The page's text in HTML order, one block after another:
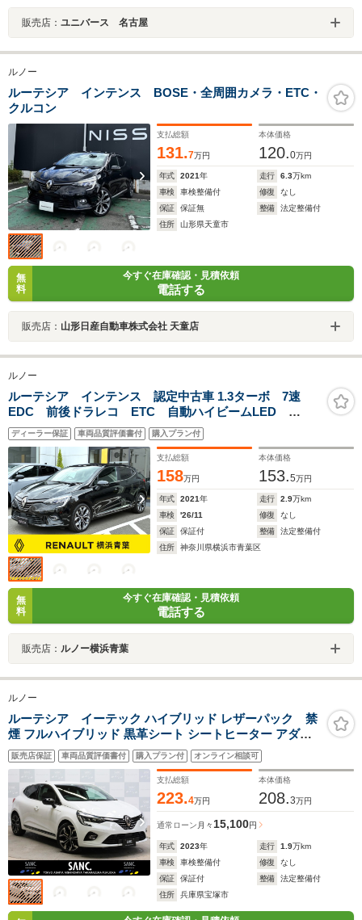
販売店： ユニバース 名古屋
ルノー
ルーテシア インテンス BOSE・全周囲カメラ・ETC・
クルコン
支払総額
131.7万円
本体価格
120.0万円
年式 2021年 走行 6.3万km
車検
車検整備付 修復
なし
保証
保証無 整備
法定整備付
住所
山形県天童市
無
料
今すぐ在庫確認・見積依頼
電話する
販売店： 山形日産自動車株式会社 天童店
ルノー
ルーテシア インテンス 認定中古車 1.3ターボ 7速
EDC 前後ドラレコ ETC 自動ハイビームLED
BOSEサウンド シート・ステアリングヒーター バック
カメラ 17inAW アダプティブクルコン 禁煙
ディーラー保証 車両品質評価書付 購入プラン付
支払総額
158万円
本体価格
153.5万円
年式 2021年 走行 2.9万km
車検
'26/11 修復
なし
保証
保証付 整備
法定整備付
住所
神奈川県横浜市青葉区
無
料
今すぐ在庫確認・見積依頼
電話する
販売店： ルノー横浜青葉
ルノー
ルーテシア イーテック ハイブリッド レザーパック 禁
煙 フルハイブリッド 黒革シート シートヒーター アダプ
ティブクルーズコントロール レーンセンタリングアシス
ト ハイウェイ&トラフィックジャムアシスト カープレイ
対応 バックカメラ 液晶メーター
販売店保証 車両品質評価書付 購入プラン付 オンライン相談可
支払総額
223.4万円
本体価格
208.3万円
通常ローン 月々15,100円
年式 2023年 走行 1.9万km
車検
車検整備付 修復
なし
保証
保証付 整備
法定整備付
住所
兵庫県宝塚市